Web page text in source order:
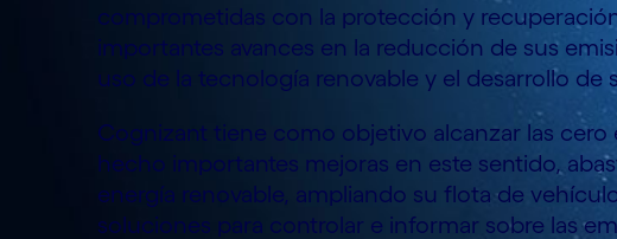
comprometidas con la protección y
importantes avances en la reducción de sus
uso de la tecnología renovable y el desarrollo de
Cognizant tiene como objetivo alcanzar las cero
hecho importantes mejoras en este sentido,
energía renovable, ampliando su flota de
soluciones para controlar e informar sobre las